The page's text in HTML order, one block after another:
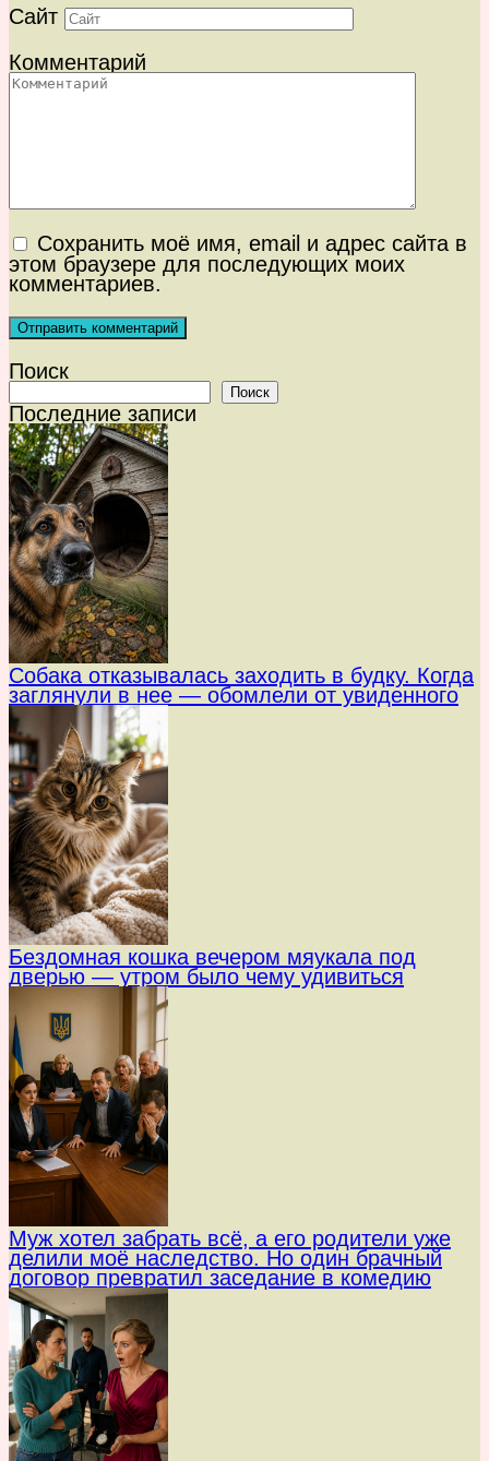
Сайт
Комментарий
Сохранить моё имя, email и адрес сайта в
этом браузере для последующих моих
комментариев.
Поиск
Поиск
Последние записи
Собака отказывалась заходить в будку. Когда
заглянули в нее — обомлели от увиденного
Бездомная кошка вечером мяукала под
дверью — утром было чему удивиться
Муж хотел забрать всё, а его родители уже
делили моё наследство. Но один брачный
договор превратил заседание в комедию